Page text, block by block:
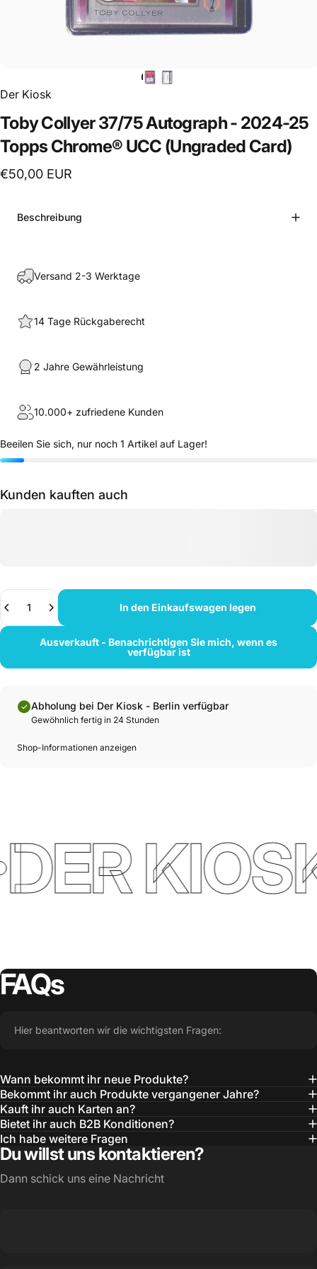
Der Kiosk
TobyCollyer37/75Autograph- 2024-25
ToppsChrome® UCC (Ungraded Card)
€50,00 EUR
Beschreibung
Versand 2-3 Werktage
14 Tage Rückgaberecht
2 Jahre Gewährleistung
10.000+ zufriedene Kunden
Beeilen Sie sich, nur noch 1 Artikel auf Lager!
Kunden kauften auch
Anzahl
In den Einkaufswagen legen
Ausverkauft - Benachrichtigen Sie mich, wenn es
verfügbar ist
Abholung bei Der Kiosk - Berlin verfügbar
Gewöhnlich fertig in 24 Stunden
Shop-Informationen anzeigen
FAQs
Hier beantworten wir die wichtigsten Fragen:
Wann bekommt ihr neue Produkte?
Bekommt ihr auch Produkte vergangener Jahre?
Kauft ihr auch Karten an?
Bietet ihr auch B2B Konditionen?
Ich habe weitere Fragen
Du willst uns kontaktieren?
Dann schick uns eine Nachricht